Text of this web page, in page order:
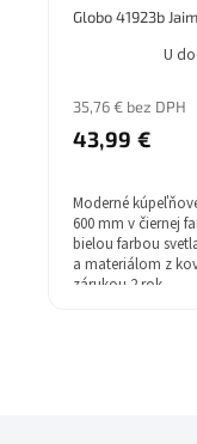
Globo 41923b
U
35,76 € bez DPH
43,99 €
Moderné
600 mm v čiernej
bielou farbou
a materiálom z
zárukou 2 rok.